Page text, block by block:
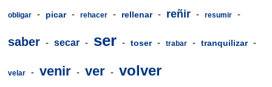
obligar - picar - rehacer - rellenar - reñir - resumir -
saber - secar - ser - toser - trabar - tranquilizar -
velar - venir - ver - volver